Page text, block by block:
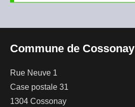
Commune de Cossonay
Rue Neuve 1
Case postale 31
1304 Cossonay